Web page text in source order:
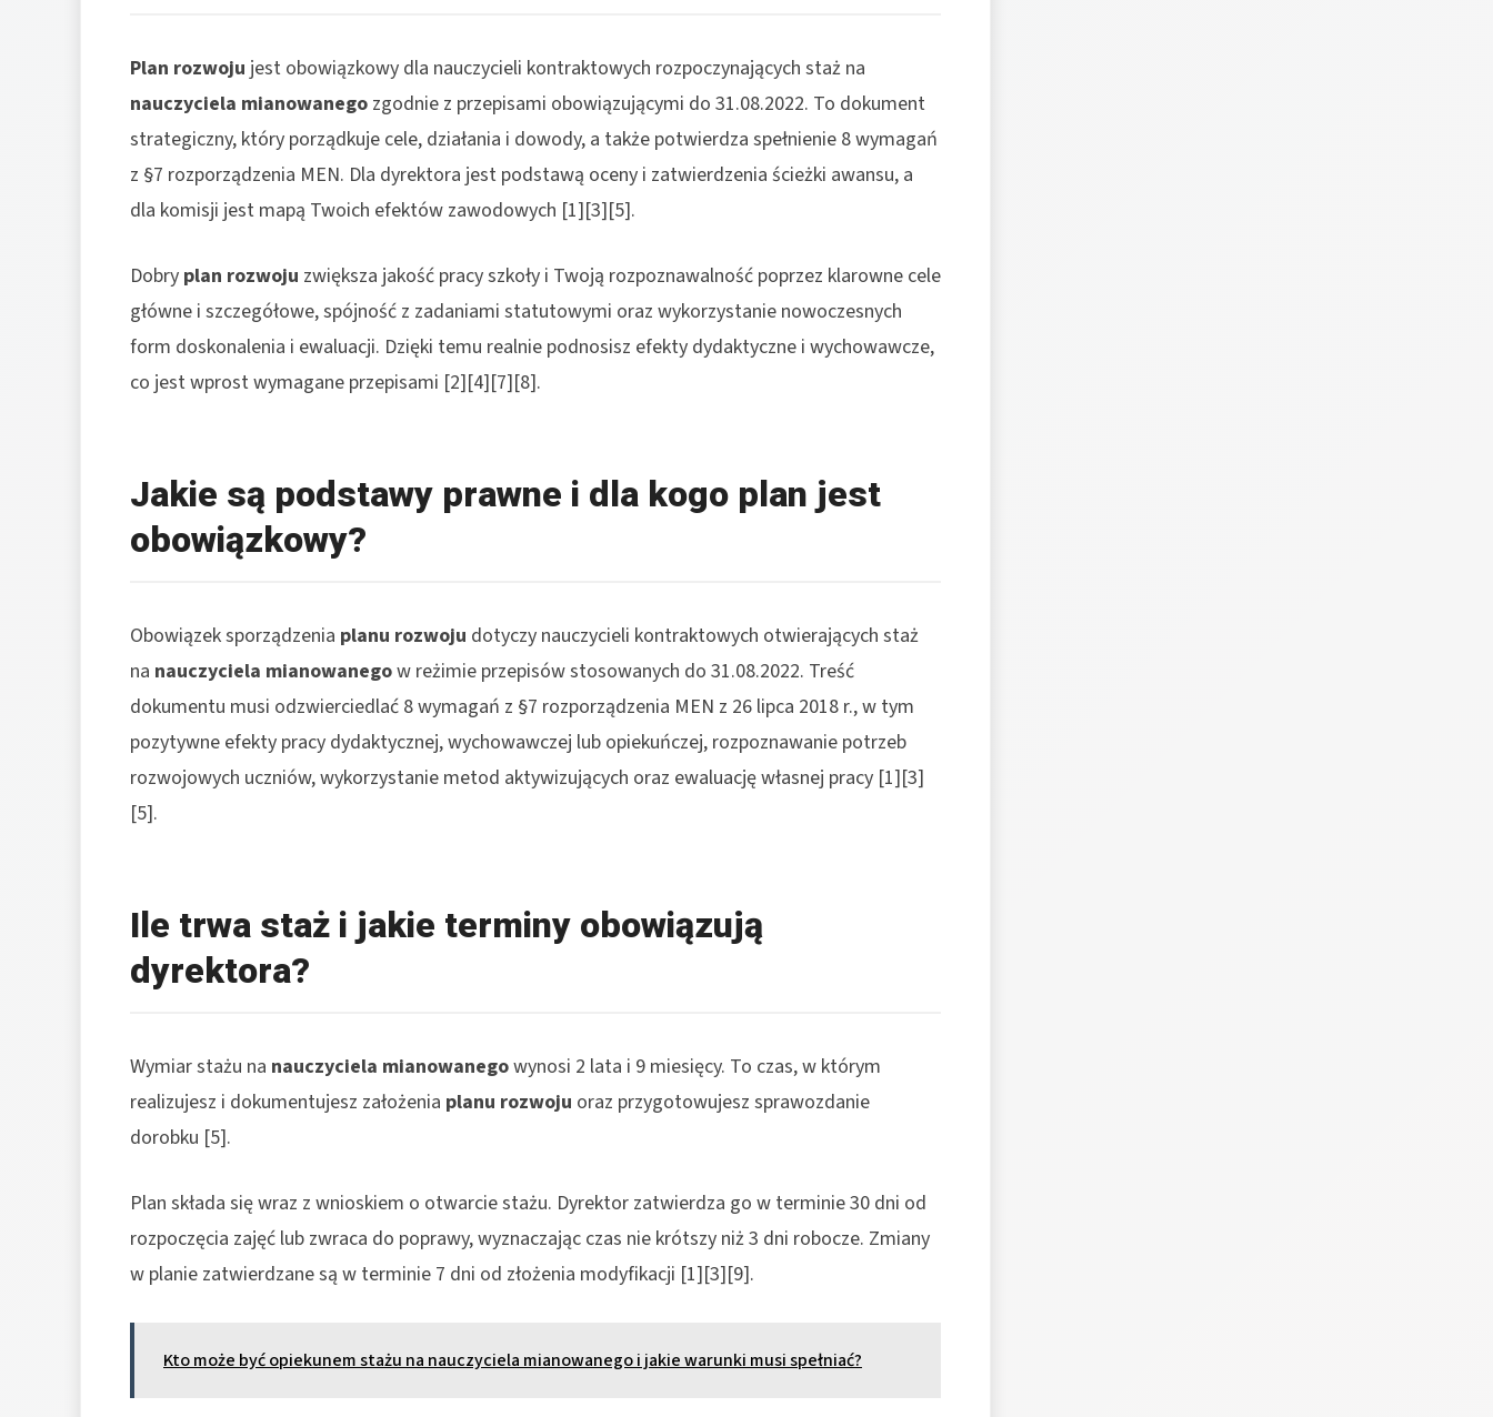
Plan rozwoju jest obowiązkowy dla nauczycieli kontraktowych rozpoczynających staż na
nauczyciela mianowanego zgodnie z przepisami obowiązującymi do 31.08.2022. To dokument
strategiczny, który porządkuje cele, działania i dowody, a także potwierdza spełnienie 8 wymagań
z §7 rozporządzenia MEN. Dla dyrektora jest podstawą oceny i zatwierdzenia ścieżki awansu, a
dla komisji jest mapą Twoich efektów zawodowych [1][3][5].
Dobry plan rozwoju zwiększa jakość pracy szkoły i Twoją rozpoznawalność poprzez klarowne cele
główne i szczegółowe, spójność z zadaniami statutowymi oraz wykorzystanie nowoczesnych
form doskonalenia i ewaluacji. Dzięki temu realnie podnosisz efekty dydaktyczne i wychowawcze,
co jest wprost wymagane przepisami [2][4][7][8].
Jakie są podstawy prawne i dla kogo plan jest
obowiązkowy?
Obowiązek sporządzenia planu rozwoju dotyczy nauczycieli kontraktowych otwierających staż
na nauczyciela mianowanegow reżimie przepisów stosowanych do 31.08.2022. Treść
dokumentu musi odzwierciedlać 8 wymagań z §7 rozporządzenia MEN z 26 lipca 2018 r., w tym
pozytywne efekty pracy dydaktycznej, wychowawczej lub opiekuńczej, rozpoznawanie potrzeb
rozwojowych uczniów, wykorzystanie metod aktywizujących oraz ewaluację własnej pracy [1][3]
[5].
Ile trwa staż i jakie terminy obowiązują
dyrektora?
Wymiar stażu na nauczyciela mianowanegowynosi 2 lata i 9 miesięcy. To czas, w którym
realizujesz i dokumentujesz założenia planu rozwoju oraz przygotowujesz sprawozdanie
dorobku [5].
Plan składa się wraz z wnioskiem o otwarcie stażu. Dyrektor zatwierdza go w terminie 30 dni od
rozpoczęcia zajęć lub zwraca do poprawy, wyznaczając czas nie krótszy niż 3 dni robocze. Zmiany
w planie zatwierdzane są w terminie 7 dni od złożenia modyfikacji [1][3][9].
Kto może być opiekunem stażu na nauczyciela mianowanego i jakie warunki musi spełniać?